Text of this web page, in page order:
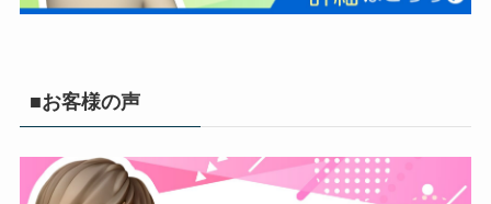
■お客様の声